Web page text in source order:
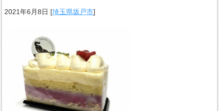
2021年6月8日 [埼玉県坂戸市]